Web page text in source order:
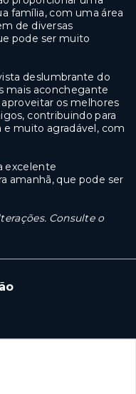
família, com uma área
de diversas
pode ser muito
deslumbrante do
mais aconchegante
os melhores
contribuindo para
e muito agradável, com
excelente
amanhã, que pode ser
Consulte o